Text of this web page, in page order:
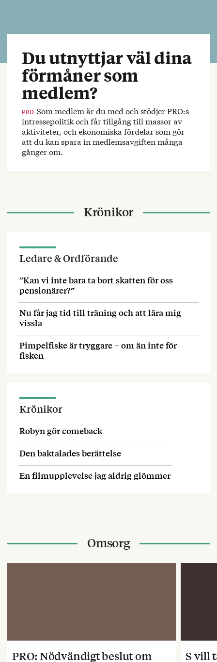
Du utnyttjar väl dina
förmåner som
medlem?
PRO Som medlem är du med och stödjer PRO:s
intressepolitik och får tillgång till massor av
aktiviteter, och ekonomiska fördelar som gör
att du kan spara in medlemsavgiften många
gånger om.
Krönikor
Ledare & Ordförande
”Kan vi inte bara ta bort skatten för oss
pensionärer?”
Nu får jag tid till träning och att lära mig
vissla
Pimpelfiske är tryggare – om än inte för
fisken
Krönikor
Robyn gör comeback
Den baktalades berättelse
En filmupplevelse jag aldrig glömmer
Omsorg
PRO: Nödvändigt beslut om
S vill